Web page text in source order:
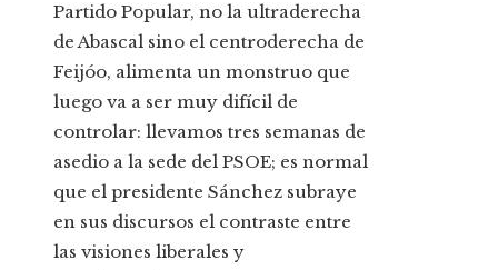
Partido Popular, no la ultraderecha
de Abascal sino el centroderecha de
Feijóo, alimenta un monstruo que
luego va a ser muy difícil de
controlar: llevamos tres semanas de
asedio a la sede del PSOE; es normal
que el presidente Sánchez subraye
en sus discursos el contraste entre
las visiones liberales y